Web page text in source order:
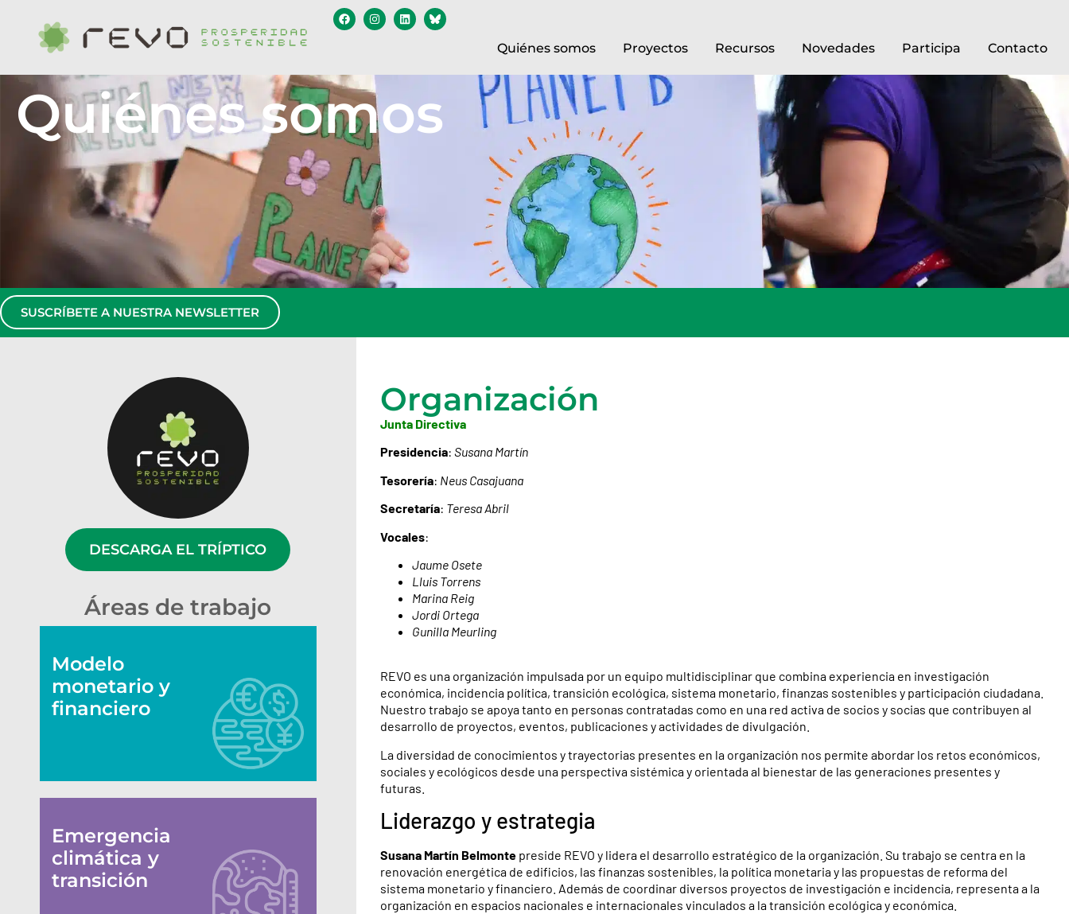
Quiénes somos Proyectos Recursos Novedades Participa Contacto
Quiénes somos
SUSCRÍBETE A NUESTRA NEWSLETTER
DESCARGA EL TRÍPTICO
Áreas de trabajo
Modelo
monetario y
financiero
Emergencia
climática y
transición
Organización
Junta Directiva
Presidencia: Susana Martín
Tesorería: Neus Casajuana
Secretaría: Teresa Abril
Vocales:
Jaume Osete
Lluis Torrens
Marina Reig
Jordi Ortega
Gunilla Meurling
REVO es una organización impulsada por un equipo multidisciplinar que combina experiencia en investigación
económica, incidencia política, transición ecológica, sistema monetario, finanzas sostenibles y participación ciudadana.
Nuestro trabajo se apoya tanto en personas contratadas como en una red activa de socios y socias que contribuyen al
desarrollo de proyectos, eventos, publicaciones y actividades de divulgación.
La diversidad de conocimientos y trayectorias presentes en la organización nos permite abordar los retos económicos,
sociales y ecológicos desde una perspectiva sistémica y orientada al bienestar de las generaciones presentes y
futuras.
Liderazgo y estrategia
Susana Martín Belmontepreside REVO y lidera el desarrollo estratégico de la organización. Su trabajo se centra en la
renovación energética de edificios, las finanzas sostenibles, la política monetaria y las propuestas de reforma del
sistema monetario y financiero. Además de coordinar diversos proyectos de investigación e incidencia, representa a la
organización en espacios nacionales e internacionales vinculados a la transición ecológica y económica.